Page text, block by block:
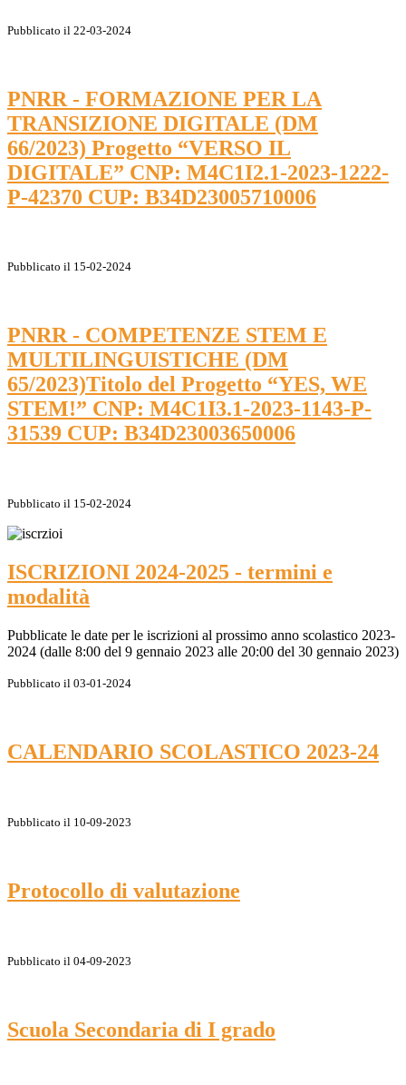
Pubblicato il 22-03-2024
PNRR - FORMAZIONE PER LA
TRANSIZIONE DIGITALE (DM
66/2023) Progetto “VERSO IL
DIGITALE” CNP: M4C1I2.1-2023-1222-
P-42370 CUP: B34D23005710006
Pubblicato il 15-02-2024
PNRR - COMPETENZE STEM E
MULTILINGUISTICHE (DM
65/2023)Titolo del Progetto “YES, WE
STEM!” CNP: M4C1I3.1-2023-1143-P-
31539 CUP: B34D23003650006
Pubblicato il 15-02-2024
ISCRIZIONI 2024-2025 - termini e
modalità
Pubblicate le date per le iscrizioni al prossimo anno scolastico 2023-
2024 (dalle 8:00 del 9 gennaio 2023 alle 20:00 del 30 gennaio 2023)
Pubblicato il 03-01-2024
CALENDARIO SCOLASTICO 2023-24
Pubblicato il 10-09-2023
Protocollo di valutazione
Pubblicato il 04-09-2023
Scuola Secondaria di I grado